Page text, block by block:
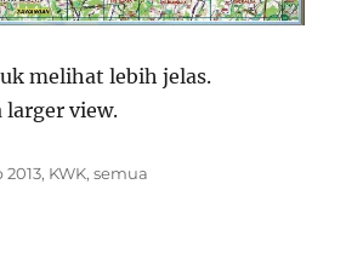
melihat lebih jelas.
larger view.
2013, KWK,semua